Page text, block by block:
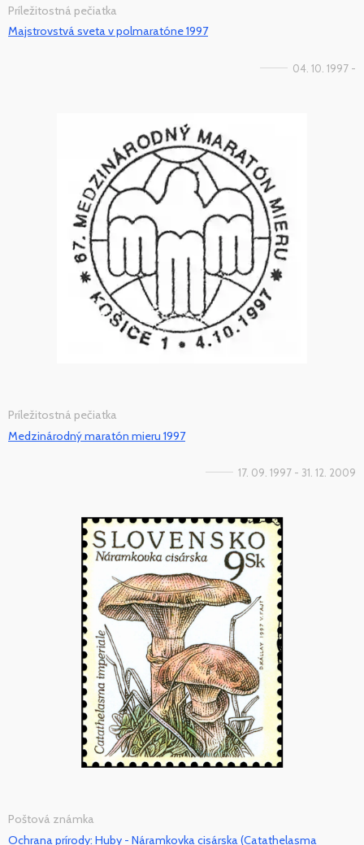
Príležitostná pečiatka
Majstrovstvá sveta v polmaratóne 1997
04. 10. 1997 -
Príležitostná pečiatka
Medzinárodný maratón mieru 1997
17. 09. 1997 - 31. 12. 2009
Poštová známka
Ochrana prírody: Huby - Náramkovka cisárska (Catathelasma